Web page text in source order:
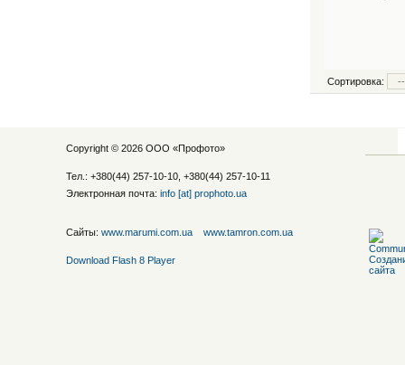
Сортировка:
Copyright © 2026 ООО «Профото»
Тел.: +380(44) 257-10-10, +380(44) 257-10-11
Электронная почта: info [at] prophoto.ua
Сайты: www.marumi.com.ua www.tamron.com.ua
Download Flash 8 Player